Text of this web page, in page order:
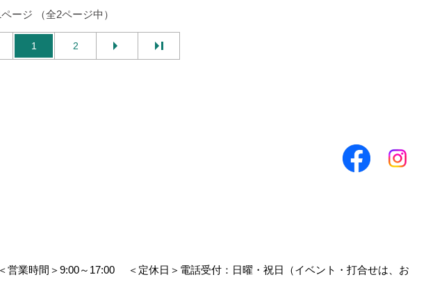
ページ （全2ページ中）
1 2
＜営業時間＞9:00～17:00
＜定休日＞電話受付：日曜・祝日（イベント・打合せは、お